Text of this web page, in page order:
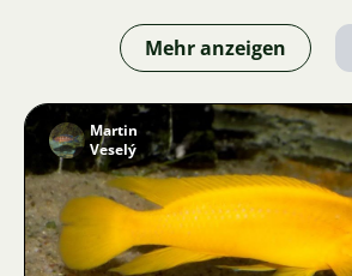
Mehr anzeigen
Bild
Martin
Veselý